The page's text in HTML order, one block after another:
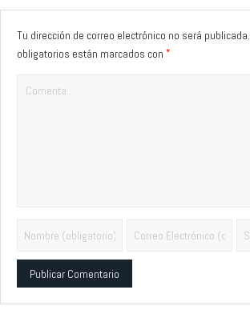
Tu dirección de correo electrónico no será publicada.
obligatorios están marcados con *